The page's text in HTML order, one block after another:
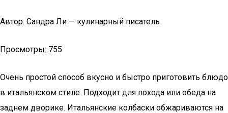
Автор: Сандра Ли — кулинарный писатель
Просмотры: 755
Очень простой способ вкусно и быстро приготовить блюдо
в итальянском стиле. Подходит для похода или обеда на
заднем дворике. Итальянские колбаски обжариваются на